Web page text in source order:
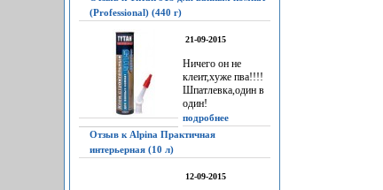
(Professional) (440 г)
21-09-2015
Ничего он не
клеит,хуже пва!!!!
Шпатлевка,один в
один!
подробнее
Отзыв к Alpina Практичная
интерьерная (10 л)
12-09-2015